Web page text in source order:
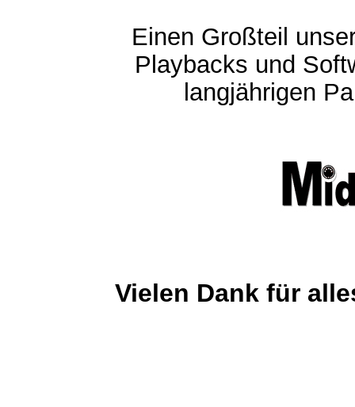
Einen Großteil
Playbacks und
langjährigen
Vielen Dank für